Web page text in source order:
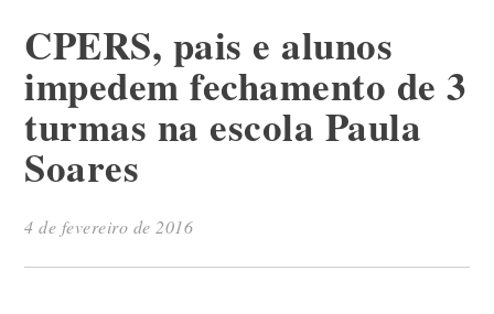
CPERS, pais e alunos
impedem fechamento de 3
turmas na escola Paula
Soares
4 de fevereiro de 2016